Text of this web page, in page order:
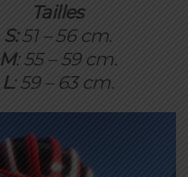
Tailles
S:51 – 56 cm.
M: 55 – 59 cm.
L: 59 – 63 cm.